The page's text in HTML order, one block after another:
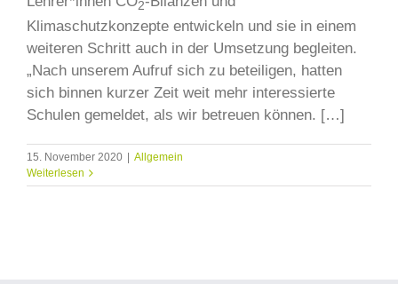
2
Klimaschutzkonzepte entwickeln und sie in einem
weiteren Schritt auch in der Umsetzung begleiten.
„Nach unserem Aufruf sich zu beteiligen, hatten
sich binnen kurzer Zeit weit mehr interessierte
Schulen gemeldet, als wir betreuen können. […]
15. November 2020
Allgemein
Weiterlesen